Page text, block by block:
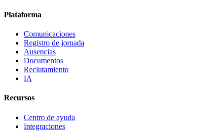
Plataforma
Comunicaciones
Registro de jornada
Ausencias
Documentos
Reclutamiento
IA
Recursos
Centro de ayuda
Integraciones